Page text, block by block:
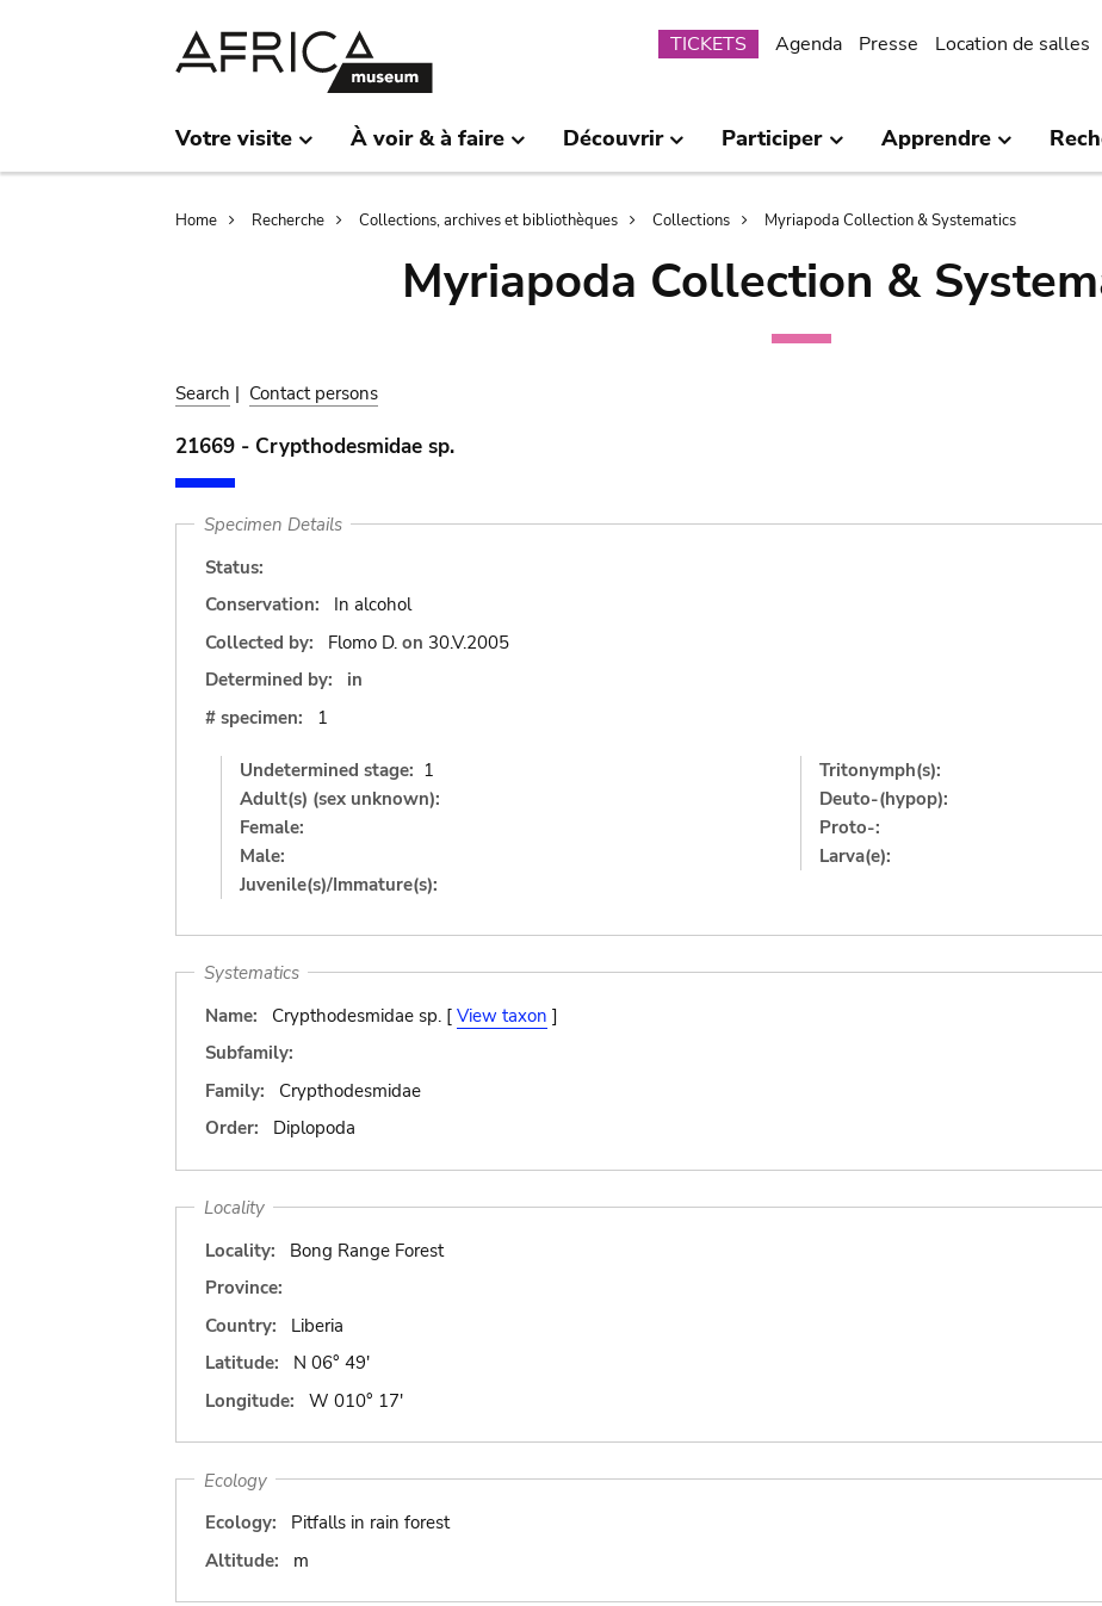
Submenu
TICKETS Agenda Presse Location de salles
Votre visite À voir & à faire Découvrir Participer Apprendre
Breadcrumb
Home Recherche Collections, archives et bibliothèques Collections Myriapoda Collection & Systematics
Myriapoda Collection &
Search | Contact persons
21669 - Crypthodesmidae sp.
Specimen Details
Status:
Conservation:
In alcohol
Collected by:
Flomo D. on 30.V.2005
Determined by:
in
# specimen:
1
Undetermined stage: 1
Adult(s) (sex unknown):
Female:
Male:
Juvenile(s)/Immature(s):
Tritonymph(s):
Deuto-(hypop):
Proto-:
Larva(e):
Systematics
Name:
Crypthodesmidae sp. [ View taxon ]
Subfamily:
Family:
Crypthodesmidae
Order:
Diplopoda
Locality
Locality:
Bong Range Forest
Province:
Country:
Liberia
Latitude:
N 06° 49'
Longitude:
W 010° 17'
Ecology
Ecology:
Pitfalls in rain forest
Altitude:
m